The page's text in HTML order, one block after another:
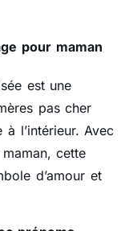
pour maman
est une
pas cher
l’intérieur. Avec
cette
d’amour et